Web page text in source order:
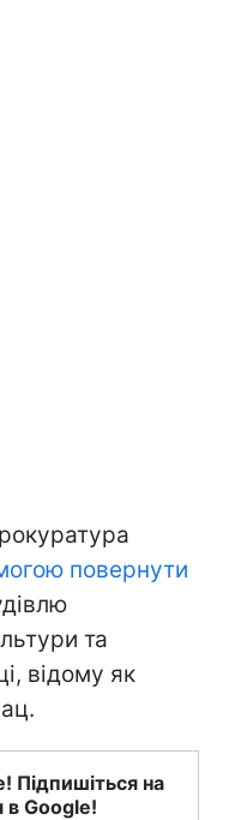
повернути
та
відому як
Підпишіться на
в Google!